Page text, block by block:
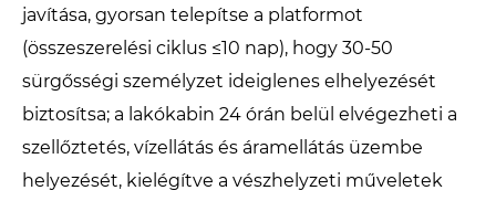
javítása, gyorsan telepítse a platformot
(összeszerelési ciklus ≤10 nap), hogy 30-50
sürgősségi személyzet ideiglenes elhelyezését
biztosítsa; a lakókabin 24 órán belül elvégezheti a
szellőztetés, vízellátás és áramellátás üzembe
helyezését, kielégítve a vészhelyzeti műveletek